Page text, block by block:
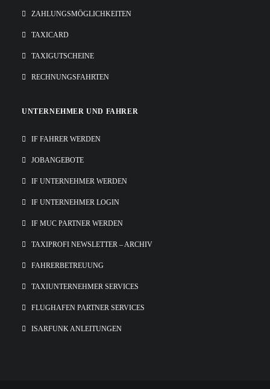
ZAHLUNGSMÖGLICHKEITEN
TAXICARD
TAXIGUTSCHEINE
RECHNUNGSFAHRTEN
UNTERNEHMER UND FAHRER
IF FAHRER WERDEN
JOBANGEBOTE
IF UNTERNEHMER WERDEN
IF UNTERNEHMER LOGIN
IF MUC PARTNER WERDEN
TAXIPROFI NEWSLETTER – ARCHIV
FAHRERBETREUUNG
TAXIUNTERNEHMER SERVICES
FLUGHAFEN PARTNER SERVICES
ISARFUNK ANLEITUNGEN